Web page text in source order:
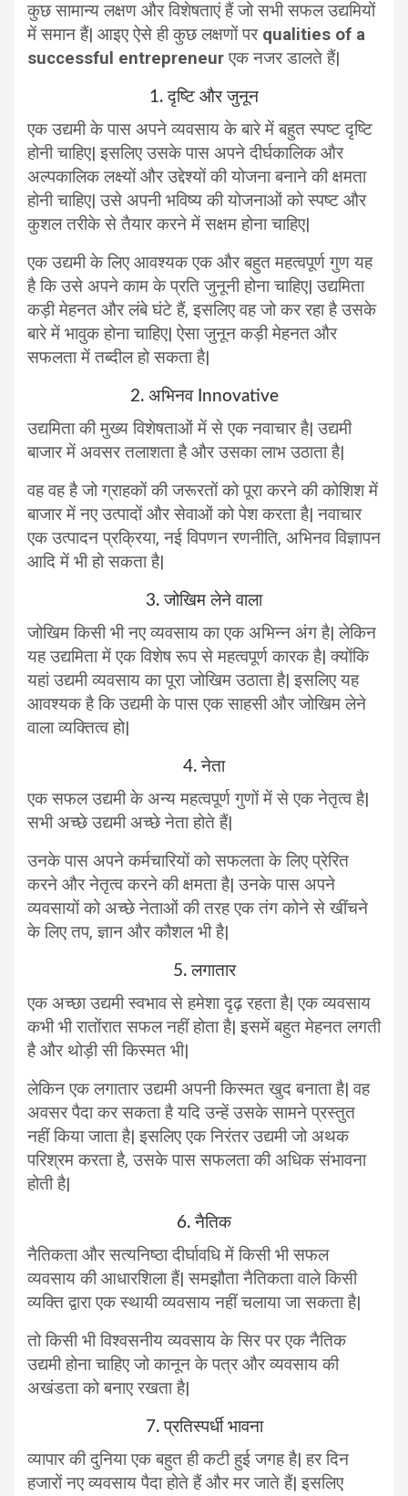
कुछ सामान्य लक्षण और विशेषताएं हैं जो सभी सफल उद्यमियों
में समान हैं| आइए ऐसे ही कुछ लक्षणों पर qualities of a
successful entrepreneurएक नजर डालते हैं|
1. दृष्टि और जुनून
एक उद्यमी के पास अपने व्यवसाय के बारे में बहुत स्पष्ट दृष्टि
होनी चाहिए| इसलिए उसके पास अपने दीर्घकालिक और
अल्पकालिक लक्ष्यों और उद्देश्यों की योजना बनाने की क्षमता
होनी चाहिए| उसे अपनी भविष्य की योजनाओं को स्पष्ट और
कुशल तरीके से तैयार करने में सक्षम होना चाहिए|
एक उद्यमी के लिए आवश्यक एक और बहुत महत्वपूर्ण गुण यह
है कि उसे अपने काम के प्रति जुनूनी होना चाहिए| उद्यमिता
कड़ी मेहनत और लंबे घंटे हैं, इसलिए वह जो कर रहा है उसके
बारे में भावुक होना चाहिए| ऐसा जुनून कड़ी मेहनत और
सफलता में तब्दील हो सकता है|
2. अभिनव Innovative
उद्यमिता की मुख्य विशेषताओं में से एक नवाचार है| उद्यमी
बाजार में अवसर तलाशता है और उसका लाभ उठाता है|
वह वह है जो ग्राहकों की जरूरतों को पूरा करने की कोशिश में
बाजार में नए उत्पादों और सेवाओं को पेश करता है| नवाचार
एक उत्पादन प्रक्रिया, नई विपणन रणनीति, अभिनव विज्ञापन
आदि में भी हो सकता है|
3. जोखिम लेने वाला
जोखिम किसी भी नए व्यवसाय का एक अभिन्न अंग है| लेकिन
यह उद्यमिता में एक विशेष रूप से महत्वपूर्ण कारक है| क्योंकि
यहां उद्यमी व्यवसाय का पूरा जोखिम उठाता है| इसलिए यह
आवश्यक है कि उद्यमी के पास एक साहसी और जोखिम लेने
वाला व्यक्तित्व हो|
4. नेता
एक सफल उद्यमी के अन्य महत्वपूर्ण गुणों में से एक नेतृत्व है|
सभी अच्छे उद्यमी अच्छे नेता होते हैं|
उनके पास अपने कर्मचारियों को सफलता के लिए प्रेरित
करने और नेतृत्व करने की क्षमता है| उनके पास अपने
व्यवसायों को अच्छे नेताओं की तरह एक तंग कोने से खींचने
के लिए तप, ज्ञान और कौशल भी है|
5. लगातार
एक अच्छा उद्यमी स्वभाव से हमेशा दृढ़ रहता है| एक व्यवसाय
कभी भी रातोंरात सफल नहीं होता है| इसमें बहुत मेहनत लगती
है और थोड़ी सी किस्मत भी|
लेकिन एक लगातार उद्यमी अपनी किस्मत खुद बनाता है| वह
अवसर पैदा कर सकता है यदि उन्हें उसके सामने प्रस्तुत
नहीं किया जाता है| इसलिए एक निरंतर उद्यमी जो अथक
परिश्रम करता है, उसके पास सफलता की अधिक संभावना
होती है|
6. नैतिक
नैतिकता और सत्यनिष्ठा दीर्घावधि में किसी भी सफल
व्यवसाय की आधारशिला हैं| समझौता नैतिकता वाले किसी
व्यक्ति द्वारा एक स्थायी व्यवसाय नहीं चलाया जा सकता है|
तो किसी भी विश्वसनीय व्यवसाय के सिर पर एक नैतिक
उद्यमी होना चाहिए जो कानून के पत्र और व्यवसाय की
अखंडता को बनाए रखता है|
7. प्रतिस्पर्धी भावना
व्यापार की दुनिया एक बहुत ही कटी हुई जगह है| हर दिन
हजारों नए व्यवसाय पैदा होते हैं और मर जाते हैं| इसलिए